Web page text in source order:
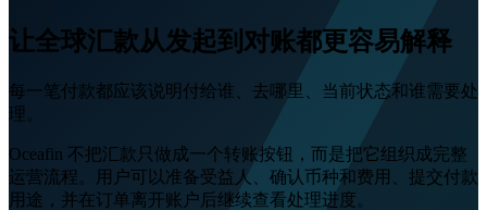
让全球汇款从发起到对账都更容易解释
每一笔付款都应该说明付给谁、去哪里、当前状态和谁需要处
理。
Oceafin 不把汇款只做成一个转账按钮，而是把它组织成完整
运营流程。用户可以准备受益人、确认币种和费用、提交付款
用途，并在订单离开账户后继续查看处理进度。